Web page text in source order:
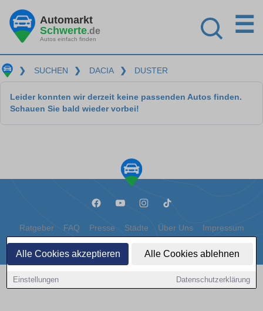
Alle Cookies akzeptieren Alle Cookies ablehnen
Einstellungen Datenschutzerklärung
Automarkt
Schwerte.de
Autos einfach finden
☰
❯ SUCHEN ❯ DACIA ❯ DUSTER
Leider konnten wir derzeit keine passenden Autos finden.
Schauen Sie bald wieder vorbei!
Ratgeber FAQ Presse Städte Über Uns Impressum
Datenschutz Cookies
Copyright © 2000 - 2026 | 1A Infosysteme GmbH | Content by: 1a-sites-autos